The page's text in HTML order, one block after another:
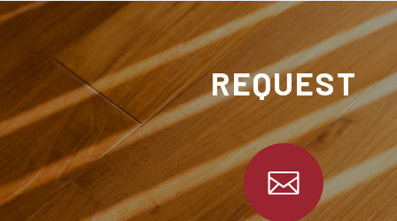
REQUEST